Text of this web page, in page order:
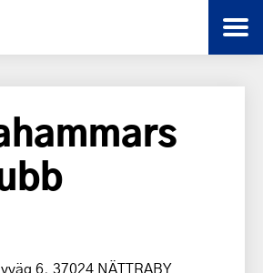
6, 37024 NÄTTRABY